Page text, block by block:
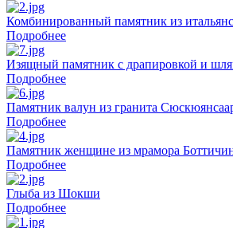
Комбинированный памятник из
Подробнее
Изящный памятник с драпировкой и
Подробнее
Памятник валун из гранита
Подробнее
Памятник женщине из мрамора
Подробнее
Глыба из Шокши
Подробнее